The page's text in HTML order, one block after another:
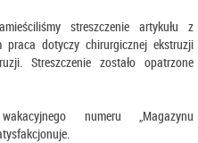
streszczenie artykułu z
praca dotyczy chirurgicznej ekstruzji
Streszczenie zostało opatrzone
numeru „Magazynu